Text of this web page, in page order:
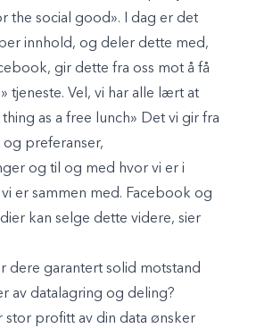
the social good». I dag er det
innhold, og deler dette med,
gir dette fra oss mot å få
tjeneste. Vel, vi har alle lært at
as a free lunch» Det vi gir fra
og preferanser,
og til og med hvor vi er i
er sammen med. Facebook og
kan selge dette videre, sier
dere garantert solid motstand
av datalagring og deling?
stor profitt av din data ønsker